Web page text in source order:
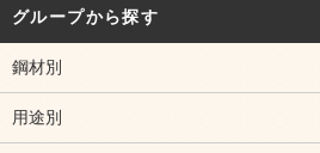
グループから探す
鋼材別
用途別